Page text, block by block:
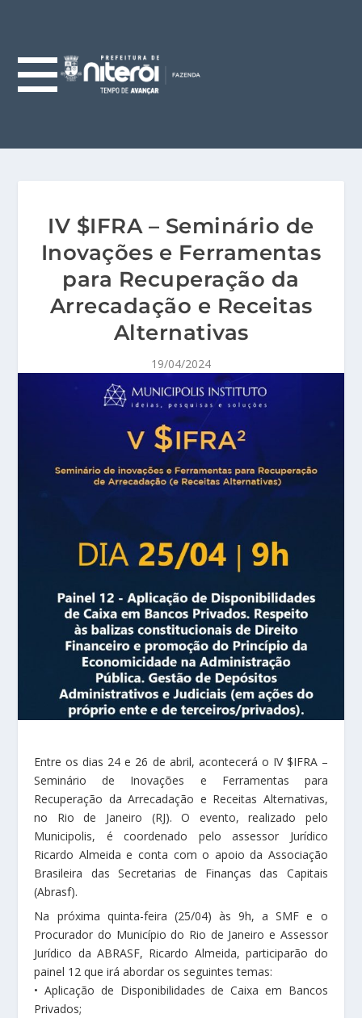
IV $IFRA – Seminário de
Inovações e Ferramentas
para Recuperação da
Arrecadação e Receitas
Alternativas
19/04/2024
Entre os dias 24 e 26 de abril, acontecerá o IV $IFRA –
Seminário de Inovações e Ferramentas para
Recuperação da Arrecadação e Receitas Alternativas,
no Rio de Janeiro (RJ). O evento, realizado pelo
Municipolis, é coordenado pelo assessor Jurídico
Ricardo Almeida e conta com o apoio da Associação
Brasileira das Secretarias de Finanças das Capitais
(Abrasf).
Na próxima quinta-feira (25/04) às 9h, a SMF e o
Procurador do Município do Rio de Janeiro e Assessor
Jurídico da ABRASF, Ricardo Almeida, participarão do
painel 12 que irá abordar os seguintes temas:
• Aplicação de Disponibilidades de Caixa em Bancos
Privados;